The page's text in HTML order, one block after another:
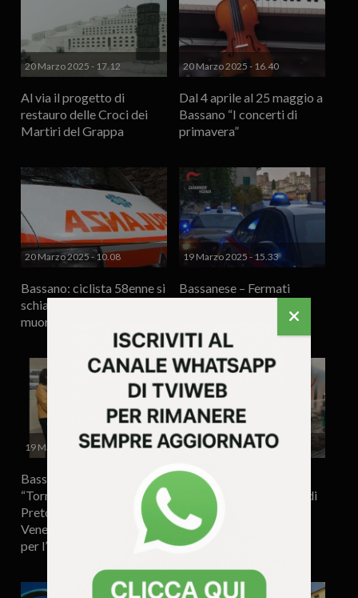
20 Marzo 2025 - 17.12
Al via il progetto di
restauro delle Croci dei
Martiri del Grappa
20 Marzo 2025 - 16.40
Dal 4 aprile al 25 maggio a
Bassano “I concerti di
primavera”
20 Marzo 2025 - 10.08
Bassano: ciclista 58enne si
schianta contro un muro e
muore
19 Marzo 2025 - 15.33
Bassanese – Fermati
19 Marzo 2025 - 15.29
Bassano – Il sindaco:
“Torna a vivere palazzo
Pretorio con la sede di
Veneto Lavoro – Centro
per l’Impiego”
19 Marzo 2025 - 9.34
Bassanese – Maxi
incendio di un impianto di
foraggio (VIDEO)